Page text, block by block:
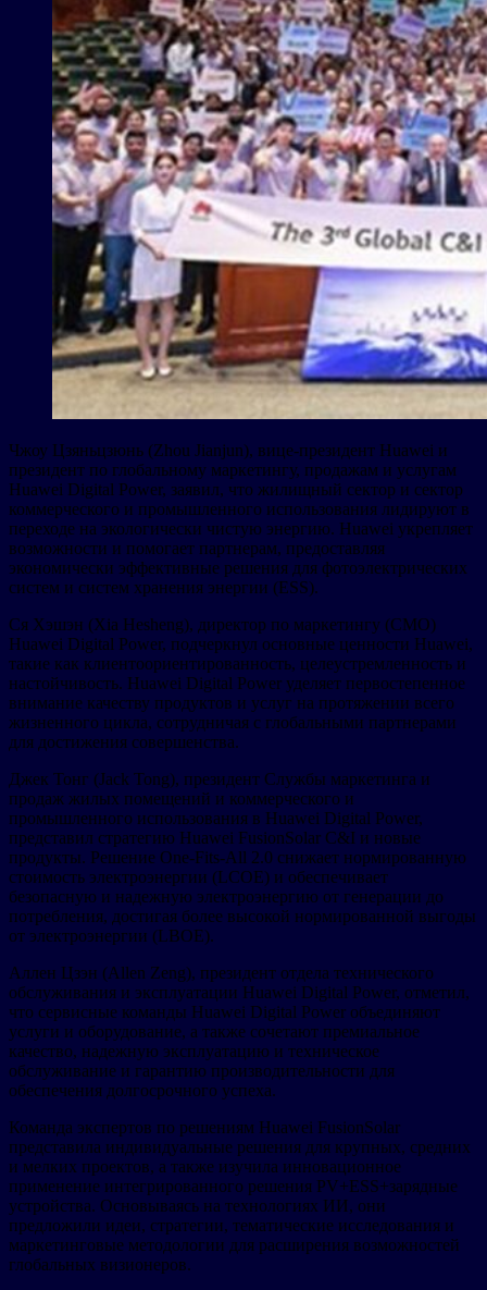
Чжоу Цзяньцзюнь (Zhou Jianjun), вице-президент Huawei и
президент по глобальному маркетингу, продажам и услугам
Huawei Digital Power, заявил, что жилищный сектор и сектор
коммерческого и промышленного использования лидируют в
переходе на экологически чистую энергию. Huawei укрепляет
возможности и помогает партнерам, предоставляя
экономически эффективные решения для фотоэлектрических
систем и систем хранения энергии (ESS).
Ся Хэшэн (Xia Hesheng), директор по маркетингу (CMO)
Huawei Digital Power, подчеркнул основные ценности Huawei,
такие как клиентоориентированность, целеустремленность и
настойчивость. Huawei Digital Power уделяет первостепенное
внимание качеству продуктов и услуг на протяжении всего
жизненного цикла, сотрудничая с глобальными партнерами
для достижения совершенства.
Джек Тонг (Jack Tong), президент Службы маркетинга и
продаж жилых помещений и коммерческого и
промышленного использования в Huawei Digital Power,
представил стратегию Huawei FusionSolar C&I и новые
продукты. Решение One-Fits-All 2.0 снижает нормированную
стоимость электроэнергии (LCOE) и обеспечивает
безопасную и надежную электроэнергию от генерации до
потребления, достигая более высокой нормированной выгоды
от электроэнергии (LBOE).
Аллен Цзэн (Allen Zeng), президент отдела технического
обслуживания и эксплуатации Huawei Digital Power, отметил,
что сервисные команды Huawei Digital Power объединяют
услуги и оборудование, а также сочетают премиальное
качество, надежную эксплуатацию и техническое
обслуживание и гарантию производительности для
обеспечения долгосрочного успеха.
Команда экспертов по решениям Huawei FusionSolar
представила индивидуальные решения для крупных, средних
и мелких проектов, а также изучила инновационное
применение интегрированного решения PV+ESS+зарядные
устройства. Основываясь на технологиях ИИ, они
предложили идеи, стратегии, тематические исследования и
маркетинговые методологии для расширения возможностей
глобальных визионеров.